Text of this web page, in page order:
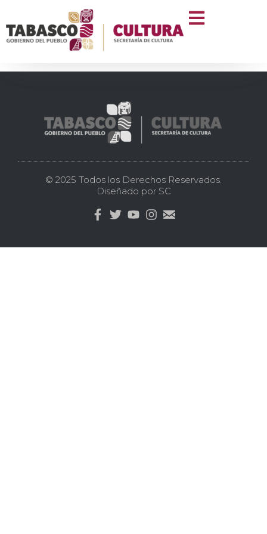
Taller “leer para
escribir”
© 2025 Todos los Derechos Reservados.
Diseñado por SC